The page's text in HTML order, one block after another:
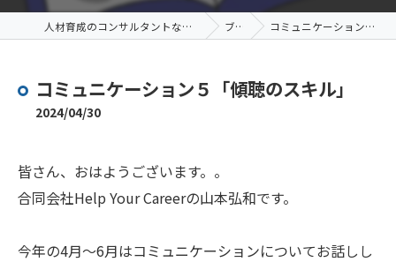
人材育成のコンサルタントなら合同会社Help Your Career ブログ コミュニケーション５「傾聴のスキル」
コミュニケーション５「傾聴のスキル」
2024/04/30
皆さん、おはようございます。。
合同会社Help Your Careerの山本弘和です。
今年の4月～6月はコミュニケーションについてお話しし